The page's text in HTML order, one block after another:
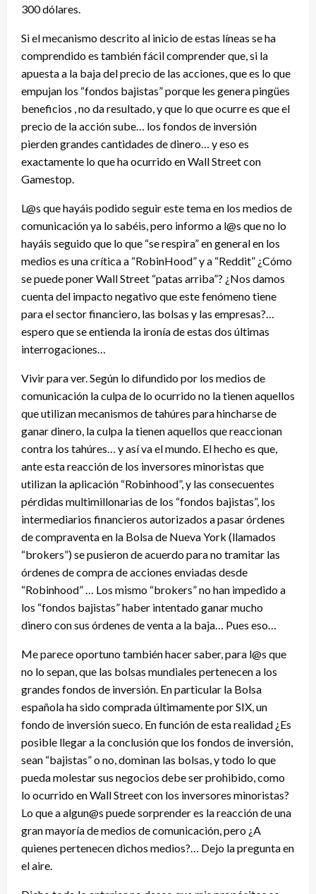
300 dólares.
Si el mecanismo descrito al inicio de estas líneas se ha
comprendido es también fácil comprender que, si la
apuesta a la baja del precio de las acciones, que es lo que
empujan los “fondos bajistas” porque les genera pingües
beneficios , no da resultado, y que lo que ocurre es que el
precio de la acción sube… los fondos de inversión
pierden grandes cantidades de dinero… y eso es
exactamente lo que ha ocurrido en Wall Street con
Gamestop.
L@s que hayáis podido seguir este tema en los medios de
comunicación ya lo sabéis, pero informo a l@s que no lo
hayáis seguido que lo que “se respira” en general en los
medios es una crítica a “RobinHood” y a “Reddit” ¿Cómo
se puede poner Wall Street “patas arriba”? ¿Nos damos
cuenta del impacto negativo que este fenómeno tiene
para el sector financiero, las bolsas y las empresas?…
espero que se entienda la ironía de estas dos últimas
interrogaciones…
Vivir para ver. Según lo difundido por los medios de
comunicación la culpa de lo ocurrido no la tienen aquellos
que utilizan mecanismos de tahúres para hincharse de
ganar dinero, la culpa la tienen aquellos que reaccionan
contra los tahúres… y así va el mundo. El hecho es que,
ante esta reacción de los inversores minoristas que
utilizan la aplicación “Robinhood”, y las consecuentes
pérdidas multimillonarias de los “fondos bajistas”, los
intermediarios financieros autorizados a pasar órdenes
de compraventa en la Bolsa de Nueva York (llamados
“brokers”) se pusieron de acuerdo para no tramitar las
órdenes de compra de acciones enviadas desde
“Robinhood” … Los mismo “brokers” no han impedido a
los “fondos bajistas” haber intentado ganar mucho
dinero con sus órdenes de venta a la baja… Pues eso…
Me parece oportuno también hacer saber, para l@s que
no lo sepan, que las bolsas mundiales pertenecen a los
grandes fondos de inversión. En particular la Bolsa
española ha sido comprada últimamente por SIX, un
fondo de inversión sueco. En función de esta realidad ¿Es
posible llegar a la conclusión que los fondos de inversión,
sean “bajistas” o no, dominan las bolsas, y todo lo que
pueda molestar sus negocios debe ser prohibido, como
lo ocurrido en Wall Street con los inversores minoristas?
Lo que a algun@s puede sorprender es la reacción de una
gran mayoría de medios de comunicación, pero ¿A
quienes pertenecen dichos medios?… Dejo la pregunta en
el aire.